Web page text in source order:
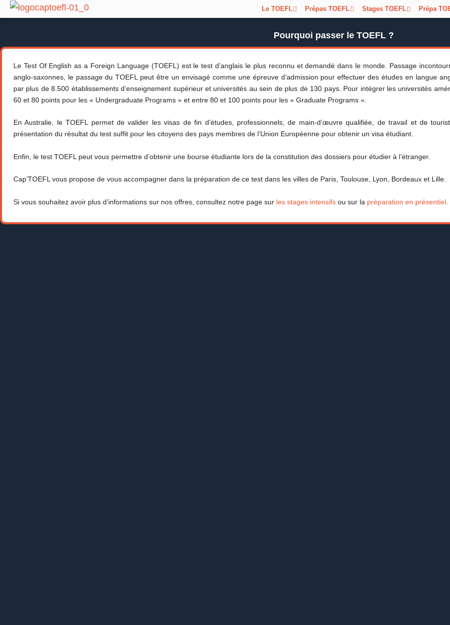
Aller
au
Le TOEFL Prépas TOEFL Stages TOEFL Prépa
Pourquoi passer le TOEFL ?
Le Test Of English as a Foreign Language (TOEFL) est le test d’anglais le plus reconnu et demandé dans le monde. Passage
anglo-saxonnes, le passage du TOEFL peut être un envisagé comme une épreuve d’admission pour effectuer des études en langue
par plus de 8.500 établissements d’enseignement supérieur et universités au sein de plus de 130 pays. Pour intégrer les universités
60 et 80 points pour les « Undergraduate Programs » et entre 80 et 100 points pour les « Graduate Programs ».
En Australie, le TOEFL permet de valider les visas de fin d’études, professionnels, de main-d’œuvre qualifiée, de travail et de
présentation du résultat du test suffit pour les citoyens des pays membres de l’Union Européenne pour obtenir un visa étudiant.
Enfin, le test TOEFL peut vous permettre d’obtenir une bourse étudiante lors de la constitution des dossiers pour étudier à l’étranger.
Cap’TOEFL vous propose de vous accompagner dans la préparation de ce test dans les villes de Paris, Toulouse, Lyon, Bordeaux et Lille.
Si vous souhaitez avoir plus d’informations sur nos offres, consultez notre page sur les stages intensifsou sur la préparation en présentiel.